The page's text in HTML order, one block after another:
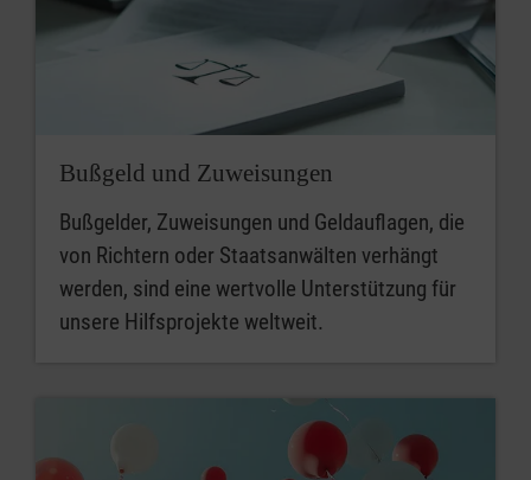
Bußgeld und Zuweisungen
Bußgelder, Zuweisungen und Geldauflagen, die
von Richtern oder Staatsanwälten verhängt
werden, sind eine wertvolle Unterstützung für
unsere Hilfsprojekte weltweit.